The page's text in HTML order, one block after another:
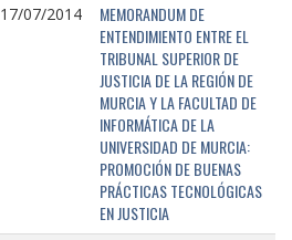
17/07/2014
MEMORANDUM DE
ENTENDIMIENTO ENTRE EL
TRIBUNAL SUPERIOR DE
JUSTICIA DE LA REGIÓN DE
MURCIA Y LA FACULTAD DE
INFORMÁTICA DE LA
UNIVERSIDAD DE MURCIA:
PROMOCIÓN DE BUENAS
PRÁCTICAS TECNOLÓGICAS
EN JUSTICIA